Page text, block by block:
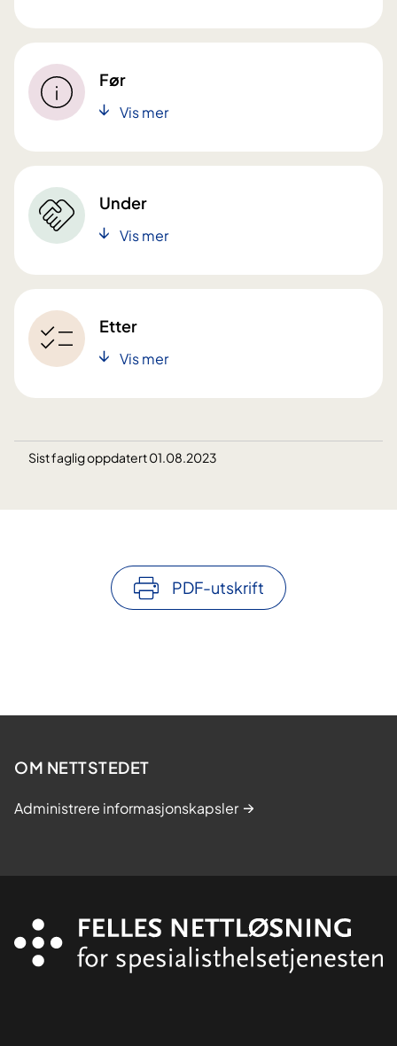
Før
Vis mer
Under
Vis mer
Etter
Vis mer
Sist faglig oppdatert 01.08.2023
PDF-utskrift
OM NETTSTEDET
Administrere informasjonskapsler